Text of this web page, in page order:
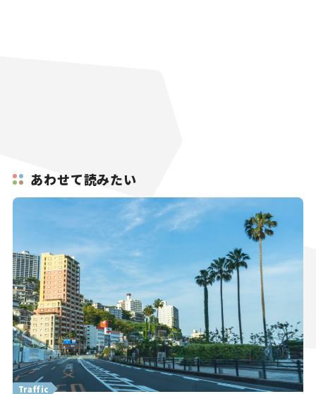
あわせて読みたい
Traffic